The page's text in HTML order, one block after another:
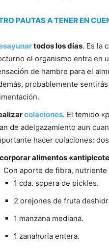
PAUTAS A TENER EN
todos los días. Es la
el organismo entra en
de hambre para el
probablemente
colaciones. El temido
de adelgazamiento aun
hacer colaciones:
alimentos
Con aporte de fibra,
1 cda. sopera de pickles.
2 orejones de fruta
1 manzana mediana.
1 zanahoria entera.